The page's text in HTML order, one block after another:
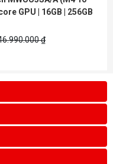
GPU | 16GB | 256GB
₫